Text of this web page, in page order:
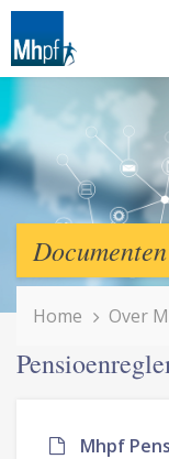
Documenten
Home Over
Mhpf